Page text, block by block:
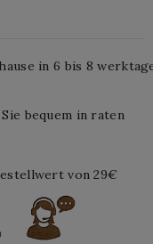
in 6 bis 8
bequem in raten
von 29€